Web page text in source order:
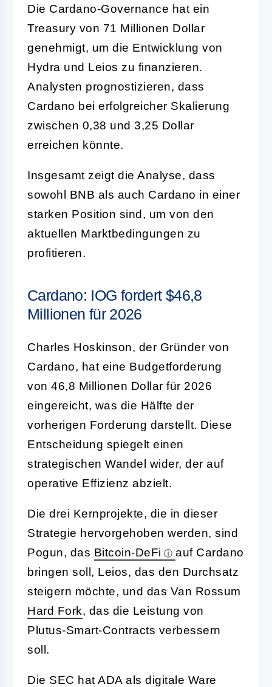
Die Cardano-Governance hat ein
Treasury von 71 Millionen Dollar
genehmigt, um die Entwicklung von
Hydra und Leios zu finanzieren.
Analysten prognostizieren, dass
Cardano bei erfolgreicher Skalierung
zwischen 0,38 und 3,25 Dollar
erreichen könnte.
Insgesamt zeigt die Analyse, dass
sowohl BNB als auch Cardano in einer
starken Position sind, um von den
aktuellen Marktbedingungen zu
profitieren.
Cardano: IOG fordert $46,8
Millionen für 2026
Charles Hoskinson, der Gründer von
Cardano, hat eine Budgetforderung
von 46,8 Millionen Dollar für 2026
eingereicht, was die Hälfte der
vorherigen Forderung darstellt. Diese
Entscheidung spiegelt einen
strategischen Wandel wider, der auf
operative Effizienz abzielt.
Die drei Kernprojekte, die in dieser
Strategie hervorgehoben werden, sind
Pogun, das Bitcoin-DeFi
auf Cardano
bringen soll, Leios, das den Durchsatz
steigern möchte, und das Van Rossum
Hard Fork, das die Leistung von
Plutus-Smart-Contracts verbessern
soll.
Die SEC hat ADA als digitale Ware